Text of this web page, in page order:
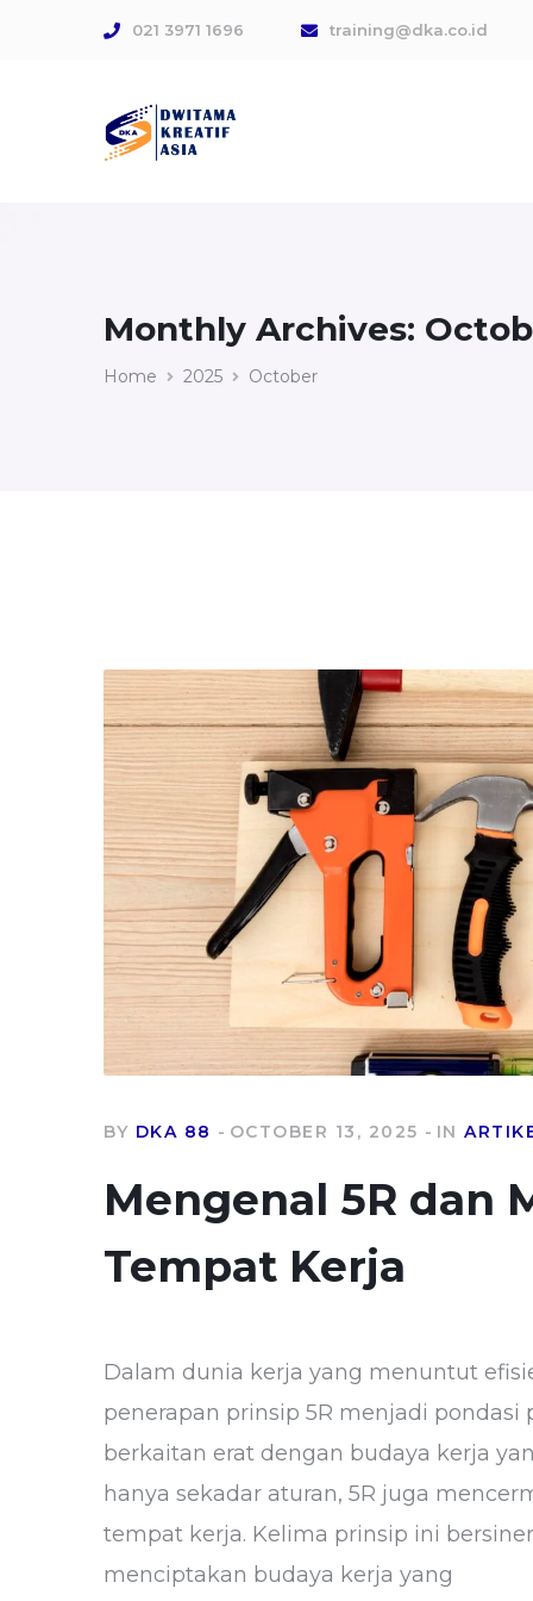
021 3971 1696 training@dka.co.id
Monthly Archives:
Home 2025 October
BY DKA 88 OCTOBER 13, 2025 IN
Mengenal 5R dan
Tempat Kerja
Dalam dunia kerja yang menuntut
penerapan prinsip 5R menjadi pondasi
berkaitan erat dengan budaya kerja
hanya sekadar aturan, 5R juga
tempat kerja. Kelima prinsip ini
menciptakan budaya kerja yang